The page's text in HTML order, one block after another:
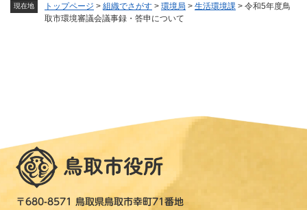
現在地 トップページ > 組織でさがす > 環境局 > 生活環境課 > 令和5年度鳥
取市環境審議会議事録・答申について
〒680-8571 鳥取県鳥取市幸町71番地